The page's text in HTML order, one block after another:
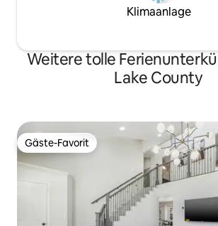
Klimaanlage
Weitere tolle
Lake County
Gäste-Favorit
Gäste-Favorit